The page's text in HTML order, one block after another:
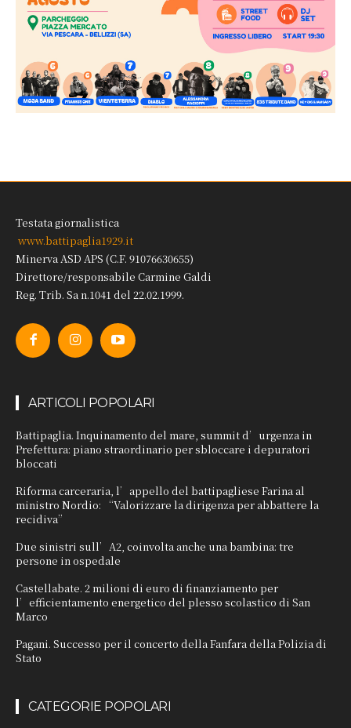
Testata giornalistica
www.battipaglia1929.it
Minerva ASD APS (C.F. 91076630655)
Direttore/responsabile Carmine Galdi
Reg. Trib. Sa n.1041 del 22.02.1999.
ARTICOLI POPOLARI
Battipaglia. Inquinamento del mare, summit d’urgenza in
Prefettura: piano straordinario per sbloccare i depuratori
bloccati
Riforma carceraria, l’appello del battipagliese Farina al
ministro Nordio: “Valorizzare la dirigenza per abbattere la
recidiva”
Due sinistri sull’A2, coinvolta anche una bambina: tre
persone in ospedale
Castellabate. 2 milioni di euro di finanziamento per
l’efficientamento energetico del plesso scolastico di San
Marco
Pagani. Successo per il concerto della Fanfara della Polizia di
Stato
CATEGORIE POPOLARI